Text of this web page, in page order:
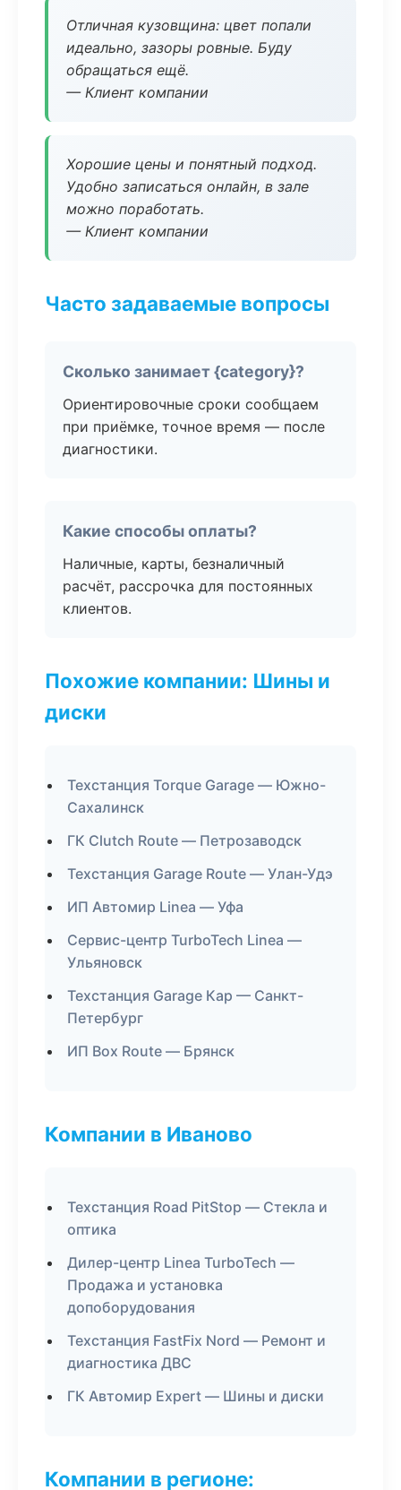
Отличная кузовщина: цвет попали
идеально, зазоры ровные. Буду
обращаться ещё.
— Клиент компании
Хорошие цены и понятный подход.
Удобно записаться онлайн, в зале
можно поработать.
— Клиент компании
Часто задаваемые вопросы
Сколько занимает {category}?
Ориентировочные сроки сообщаем
при приёмке, точное время — после
диагностики.
Какие способы оплаты?
Наличные, карты, безналичный
расчёт, рассрочка для постоянных
клиентов.
Похожие компании: Шины и
диски
Техстанция Torque Garage — Южно-
Сахалинск
ГК Clutch Route — Петрозаводск
Техстанция Garage Route — Улан-Удэ
ИП Автомир Linea — Уфа
Сервис-центр TurboTech Linea —
Ульяновск
Техстанция Garage Кар — Санкт-
Петербург
ИП Box Route — Брянск
Компании в Иваново
Техстанция Road PitStop — Стекла и
оптика
Дилер-центр Linea TurboTech —
Продажа и установка
допоборудования
Техстанция FastFix Nord — Ремонт и
диагностика ДВС
ГК Автомир Expert — Шины и диски
Компании в регионе: